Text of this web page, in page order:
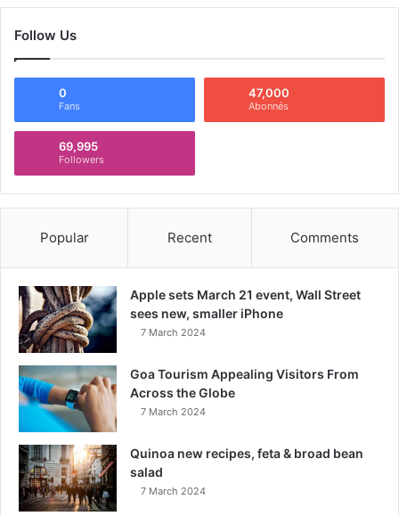
Follow Us
0
Fans
47,000
Abonnés
69,995
Followers
Popular Recent Comments
Apple sets March 21 event, Wall Street
sees new, smaller iPhone
7 March 2024
Goa Tourism Appealing Visitors From
Across the Globe
7 March 2024
Quinoa new recipes, feta & broad bean
salad
7 March 2024